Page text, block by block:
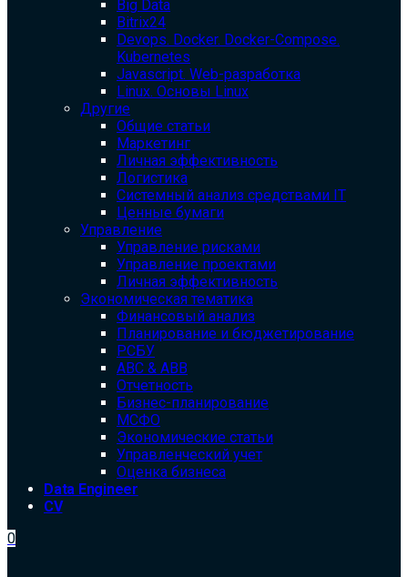
Big Data
Bitrix24
Devops. Docker. Docker-Compose.
Kubernetes
Javascript. Web-разработка
Linux. Основы Linux
Другие
Общие статьи
Маркетинг
Личная эффективность
Логистика
Системный анализ средствами IT
Ценные бумаги
Управление
Управление рисками
Управление проектами
Личная эффективность
Экономическая тематика
Финансовый анализ
Планирование и бюджетирование
РСБУ
ABC & ABB
Отчетность
Бизнес-планирование
МСФО
Экономические статьи
Управленческий учет
Оценка бизнеса
Data Engineer
CV
0